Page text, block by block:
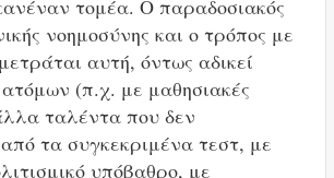
τομέα. Ο παραδοσιακός
νοημοσύνης και ο τρόπος με
αυτή, όντως αδικεί
(π.χ. με μαθησιακές
ταλέντα που δεν
τα συγκεκριμένα τεστ, με
υπόβαθρο, με